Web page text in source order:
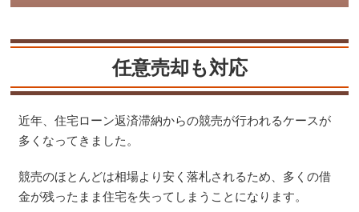
任意売却も対応
近年、住宅ローン返済滞納からの競売が行われるケースが
多くなってきました。
競売のほとんどは相場より安く落札されるため、多くの借
金が残ったまま住宅を失ってしまうことになります。